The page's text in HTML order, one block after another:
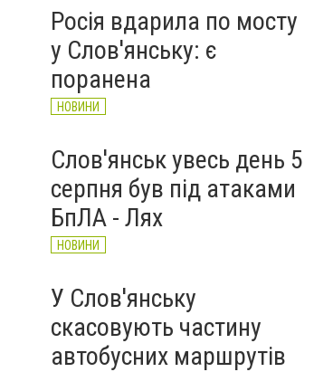
Росія вдарила по мосту
у Слов'янську: є
поранена
НОВИНИ
Слов'янськ увесь день 5
серпня був під атаками
БпЛА - Лях
НОВИНИ
У Слов'янську
скасовують частину
автобусних маршрутів